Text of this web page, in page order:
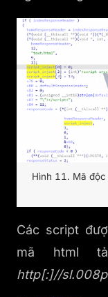
Hình 11. Mã
Các script
mã html
http[:]//